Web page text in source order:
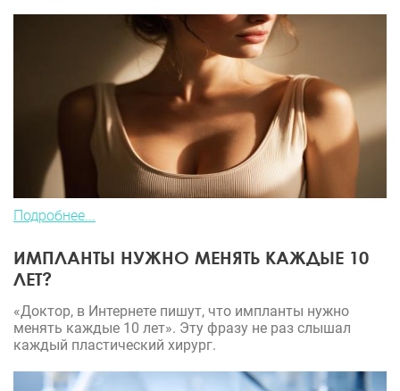
Подробнее...
ИМПЛАНТЫ НУЖНО МЕНЯТЬ КАЖДЫЕ 10
ЛЕТ?
«Доктор, в Интернете пишут, что импланты нужно
менять каждые 10 лет». Эту фразу не раз слышал
каждый пластический хирург.